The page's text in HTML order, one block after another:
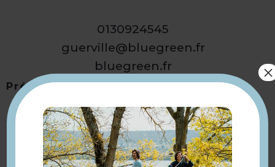
0130924545
guerville@bluegreen.fr
bluegreen.fr
Présentation
Retourner
à la sélection
×